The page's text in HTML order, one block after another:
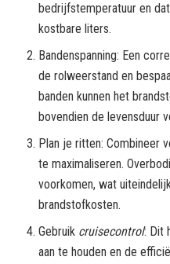
bedrijfstemperatuur en
kostbare liters.
Bandenspanning: Een
de rolweerstand en
banden kunnen het
bovendien de levensduur
Plan je ritten: Combineer
te maximaliseren.
voorkomen, wat
brandstofkosten.
Gebruik cruisecontrol: Dit
aan te houden en de